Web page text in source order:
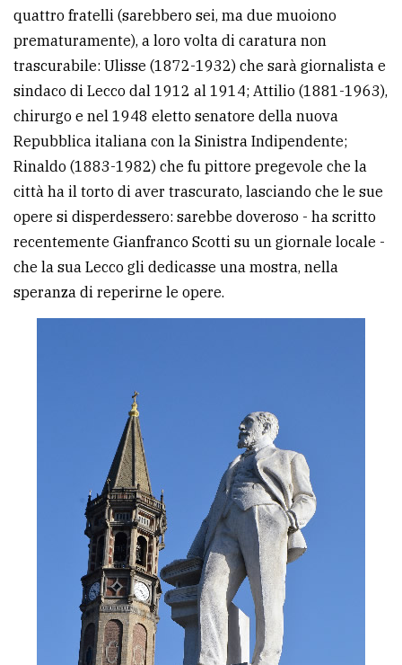
quattro fratelli (sarebbero sei, ma due muoiono
prematuramente), a loro volta di caratura non
trascurabile: Ulisse (1872-1932) che sarà giornalista e
sindaco di Lecco dal 1912 al 1914; Attilio (1881-1963),
chirurgo e nel 1948 eletto senatore della nuova
Repubblica italiana con la Sinistra Indipendente;
Rinaldo (1883-1982) che fu pittore pregevole che la
città ha il torto di aver trascurato, lasciando che le sue
opere si disperdessero: sarebbe doveroso - ha scritto
recentemente Gianfranco Scotti su un giornale locale -
che la sua Lecco gli dedicasse una mostra, nella
speranza di reperirne le opere.